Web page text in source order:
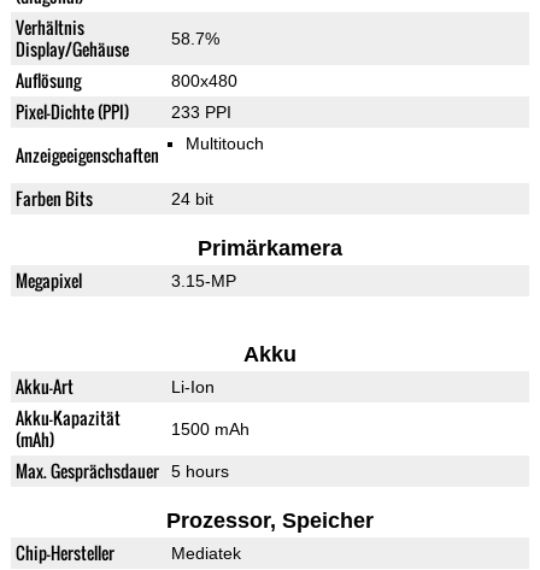
Verhältnis
Display/Gehäuse
58.7%
Auflösung 800x480
Pixel-Dichte (PPI) 233 PPI
Anzeigeeigenschaften Multitouch
Farben Bits 24 bit
Primärkamera
Megapixel 3.15-MP
Akku
Akku-Art Li-Ion
Akku-Kapazität
(mAh)
1500 mAh
Max. Gesprächsdauer 5 hours
Prozessor, Speicher
Chip-Hersteller Mediatek